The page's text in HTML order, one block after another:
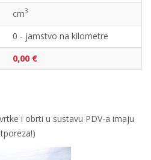
cm3
0 - jamstvo na kilometre
0,00 €
i obrti u sustavu PDV-a imaju